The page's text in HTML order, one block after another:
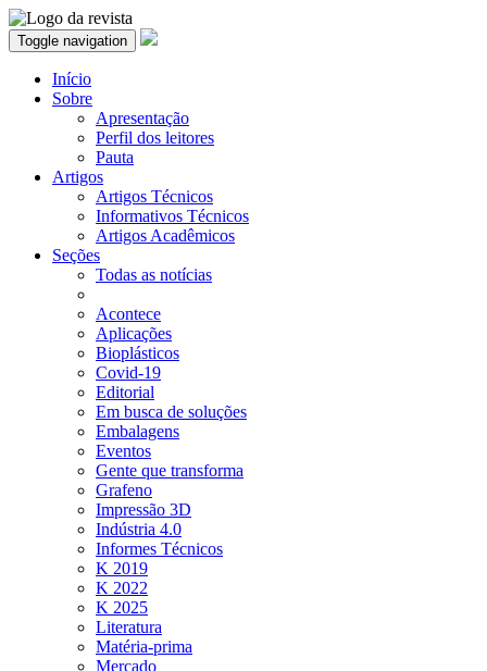
Toggle navigation
Início
Sobre
Apresentação
Perfil dos leitores
Pauta
Artigos
Artigos Técnicos
Informativos Técnicos
Artigos Acadêmicos
Seções
Todas as notícias
Acontece
Aplicações
Bioplásticos
Covid-19
Editorial
Em busca de soluções
Embalagens
Eventos
Gente que transforma
Grafeno
Impressão 3D
Indústria 4.0
Informes Técnicos
K 2019
K 2022
K 2025
Literatura
Matéria-prima
Mercado